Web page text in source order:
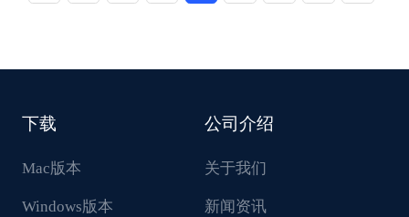
下载
Mac版本
Windows版本
公司介绍
关于我们
新闻资讯